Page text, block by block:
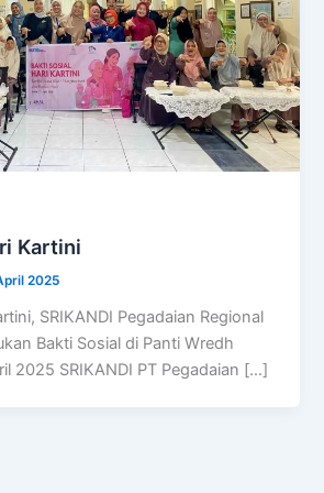
Kartini
2025
SRIKANDI Pegadaian Regional
Bakti Sosial di Panti Wredh
2025 SRIKANDI PT Pegadaian […]